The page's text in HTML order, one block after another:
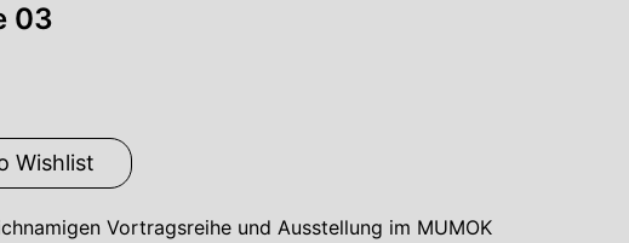
03
Wishlist
Vortragsreihe und Ausstellung im MUMOK